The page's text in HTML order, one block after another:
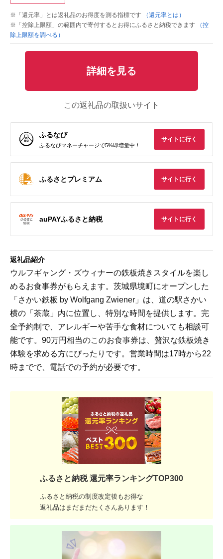
※「還元率」とは返礼品のお得度を測る指標です
（還元率とは）
※「控除上限額」の範囲内で寄付するとお得にふるさと納税できます
（控
除上限額を調べる）
詳細を見る
この返礼品の取扱いサイト
ふるなび
ふるなびマネーチャージで5%即増量中！
サイトに行く
ふるさとプレミアム サイトに行く
auPAYふるさと納税 サイトに行く
返礼品紹介
ウルフギャング・ズウィナーの鉄板焼きスタイルを楽し
めるお食事券がもらえます。茨城県境町にオープンした
「さかい鉄板 by Wolfgang Zwiener」は、道の駅さかい
横の「茶蔵」内に位置し、特別な時間を提供します。完
全予約制で、アレルギーや苦手な食材についても相談可
能です。90万円相当のこのお食事券は、贅沢な鉄板焼き
体験を求める方にぴったりです。営業時間は17時から22
時までで、電話での予約が必要です。
ふるさと納税 還元率ランキングTOP300
ふるさと納税の制度改定後もお得な
返礼品はまだまだたくさんあります！